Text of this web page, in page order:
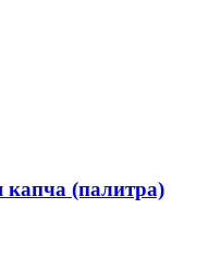
капча (палитра)